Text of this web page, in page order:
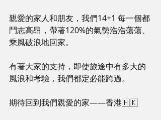
親愛的家人和朋友，我們14+1 每一個都
鬥志高昂，帶著120%的氣勢浩浩蕩蕩、
乘風破浪地回家。
有著大家的支持，即使旅途中有多大的
風浪和考驗，我們都定必能跨過。
期待回到我們親愛的家——香港🇭🇰